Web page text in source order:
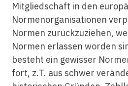
Mitgliedschaft in den
Normenorganisationen
Normen zurückzuziehen,
Normen erlassen worden
besteht ein gewisser
fort, z.T. aus schwer